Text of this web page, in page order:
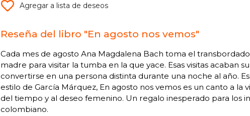
Agregar a lista de deseos
Reseña del libro "En agosto nos vemos"
Cada mes de agosto Ana Magdalena Bach toma el
madre para visitar la tumba en la que yace. Esas visitas acaban
convertirse en una persona distinta durante una noche al año.
estilo de García Márquez, En agosto nos vemos es un canto a la
del tiempo y al deseo femenino. Un regalo inesperado para los
colombiano.